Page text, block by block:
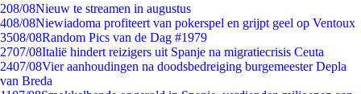
208/08Nieuw te streamen in augustus
408/08Niewiadoma profiteert van pokerspel en grijpt geel op Ventoux
3508/08Random Pics van de Dag #1979
2707/08Italië hindert reizigers uit Spanje na migratiecrisis Ceuta
2407/08Vier aanhoudingen na doodsbedreiging burgemeester Depla
van Breda